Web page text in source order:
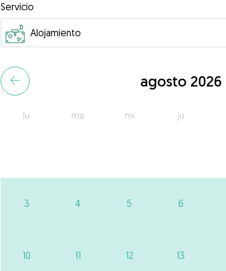
Servicio
agosto 2026
lu ma mi ju
3 4 5 6
10 11 12 13